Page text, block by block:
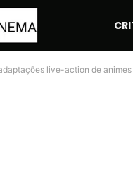
live-action de